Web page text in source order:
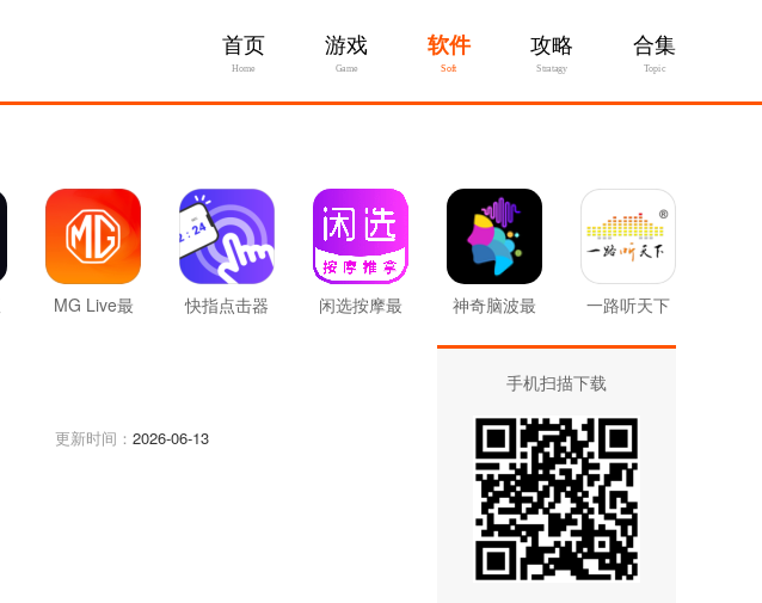
首页
Home
游戏
Game
软件
Soft
攻略
Stratagy
合集
Topic
MG Live最
快指点击器
闲选按摩最
神奇脑波最
一路听天下
手机扫描下载
更新时间： 2026-06-13